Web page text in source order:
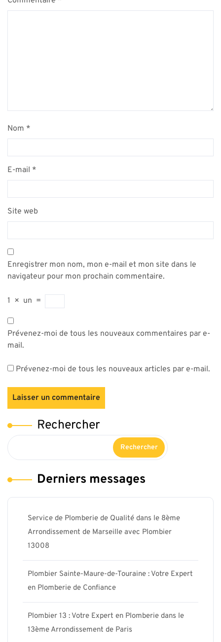
Nom *
E-mail *
Site web
Enregistrer mon nom, mon e-mail et mon site dans le
navigateur pour mon prochain commentaire.
1 × un =
Prévenez-moi de tous les nouveaux commentaires par e-
mail.
Prévenez-moi de tous les nouveaux articles par e-mail.
Rechercher
Rechercher
Derniers messages
Service de Plomberie de Qualité dans le 8ème
Arrondissement de Marseille avec Plombier
13008
Plombier Sainte-Maure-de-Touraine : Votre Expert
en Plomberie de Confiance
Plombier 13 : Votre Expert en Plomberie dans le
13ème Arrondissement de Paris